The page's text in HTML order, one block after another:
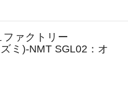
ァクトリー
ミ)-NMT SGL02：オ